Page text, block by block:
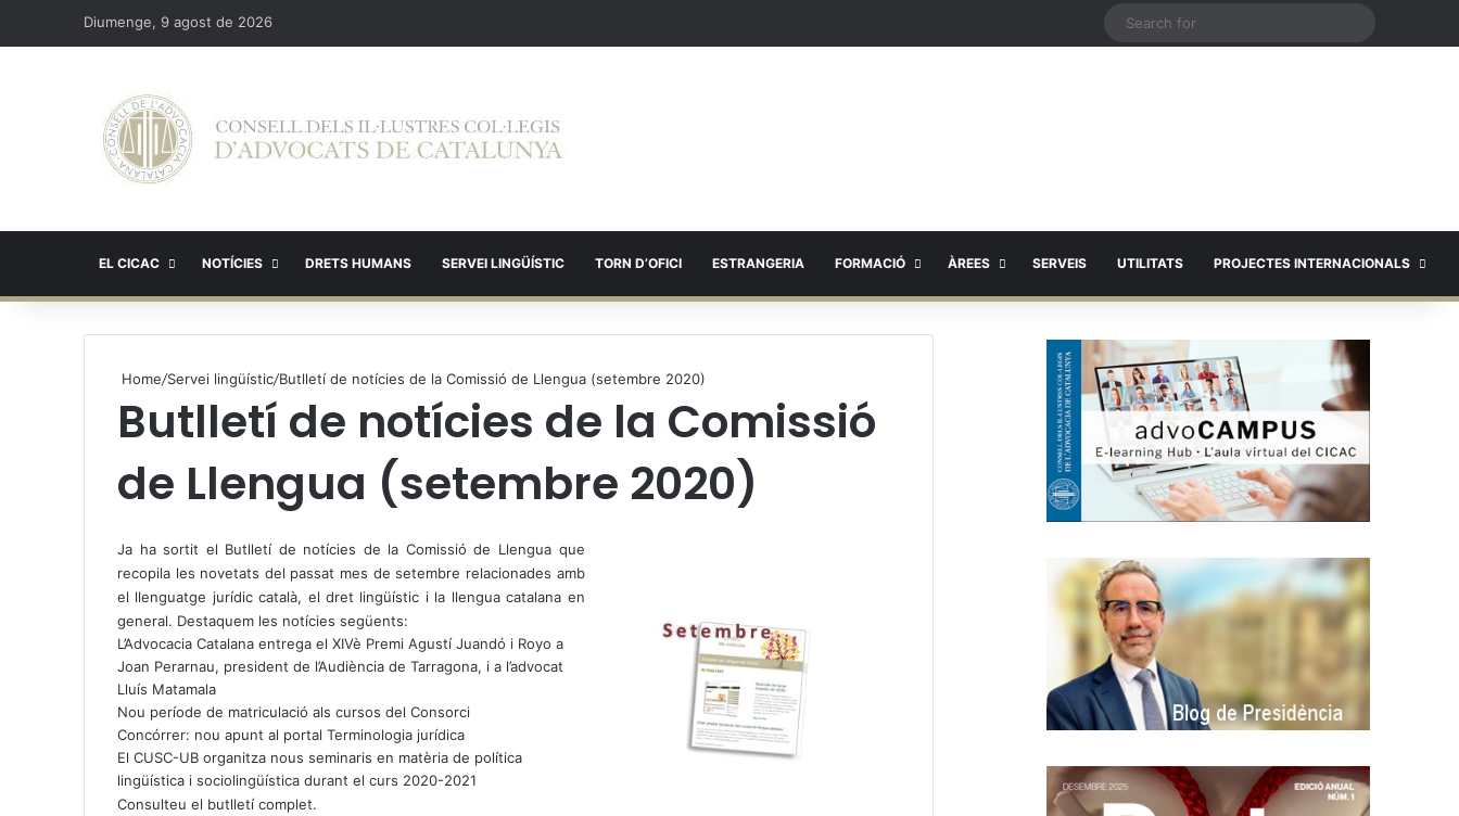
Diumenge, 9 agost de 2026
EL CICAC NOTÍCIES DRETS HUMANS SERVEI LINGÜÍSTIC TORN D’OFICI ESTRANGERIA FORMACIÓ ÀREES SERVEIS UTILITATS PROJECTES INTERNACIONALS
Home/Servei lingüístic/Butlletí de notícies de la Comissió de Llengua (setembre 2020)
Butlletí de notícies de la Comissió
de Llengua (setembre 2020)
h
a
t
s
A
p
p
e
l
e
g
r
a
m
Ja ha sortit el Butlletí de notícies de la Comissió de Llengua que
recopila les novetats del passat mes de setembre relacionades amb
el llenguatge jurídic català, el dret lingüístic i la llengua catalana en
general. Destaquem les notícies següents:
L’Advocacia Catalana entrega el XIVè Premi Agustí Juandó i Royo a
Joan Perarnau, president de l’Audiència de Tarragona, i a l’advocat
Lluís Matamala
Nou període de matriculació als cursos del Consorci
Concórrer: nou apunt al portal Terminologia jurídica
El CUSC-UB organitza nous seminaris en matèria de política
lingüística i sociolingüística durant el curs 2020-2021
Consulteu el butlletí complet.